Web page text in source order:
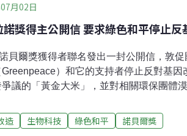
月02日
獎得主公開信 要求綠色和平停止反
貝爾獎獲得者聯名發出一封公開信，敦
）和它的支持者停止反對基因
爭議的「黃金大米」，並對相關環保團體
生物技術改良的農作物和食物，哪怕不
物更加安全，至少也是同等安全的。而
造 生物科技 綠色和平 諾貝爾獎